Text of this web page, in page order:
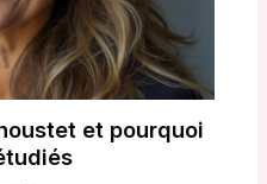
et pourquoi